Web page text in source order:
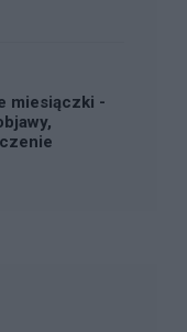
miesiączki -